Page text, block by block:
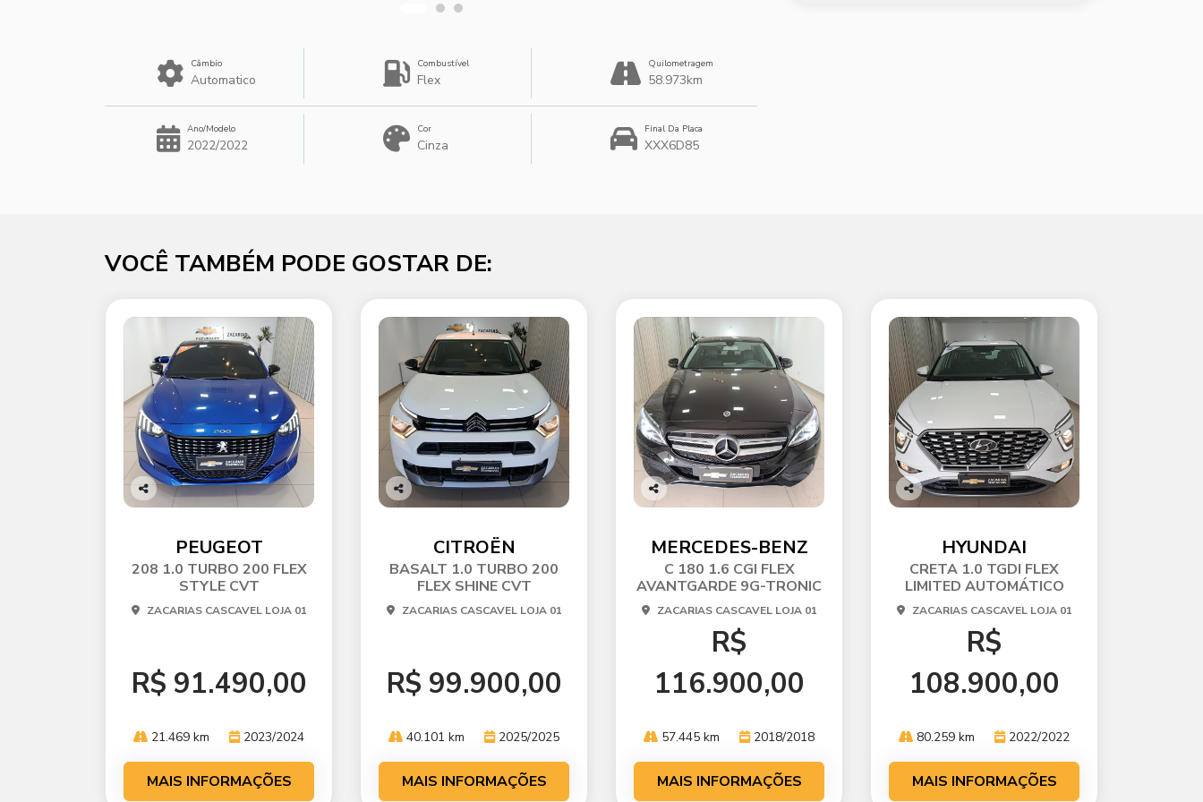
Câmbio
Automatico
Combustível
Flex
Quilometragem
58.973km
Ano/Modelo
2022/2022
Cor
Cinza
Final Da Placa
XXX6D85
VOCÊ TAMBÉM PODE GOSTAR DE:
Co
PEUGEOT
208 1.0 TURBO 200 FLEX
STYLE CVT
ZACARIAS CASCAVEL LOJA 01
R$ 91.490,00
21.469 km 2023/2024
MAIS INFORMAÇÕES
Co
CITROËN
BASALT 1.0 TURBO 200
FLEX SHINE CVT
ZACARIAS CASCAVEL LOJA 01
R$ 99.900,00
40.101 km 2025/2025
MAIS INFORMAÇÕES
Co
lhe
MERCEDES-BENZ
C 180 1.6 CGI FLEX
AVANTGARDE 9G-TRONIC
ZACARIAS CASCAVEL LOJA 01
R$
116.900,00
57.445 km 2018/2018
MAIS INFORMAÇÕES
Co
HYUNDAI
CRETA 1.0 TGDI FLEX
LIMITED AUTOMÁTICO
ZACARIAS CASCAVEL LOJA 01
R$
108.900,00
80.259 km 2022/2022
MAIS INFORMAÇÕES